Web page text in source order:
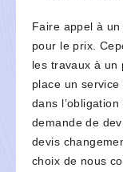
Faire appel à
pour le prix.
les travaux à un
place un
dans
demande de
devis
choix de nous